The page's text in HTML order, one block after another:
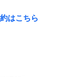
はこちら